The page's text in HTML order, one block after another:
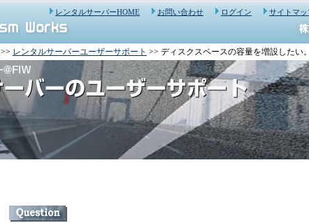
レンタルサーバーHOME お問い合わせ ログイン サイトマッ
>> レンタルサーバーユーザーサポート >> ディスクスペースの容量を増設したい。